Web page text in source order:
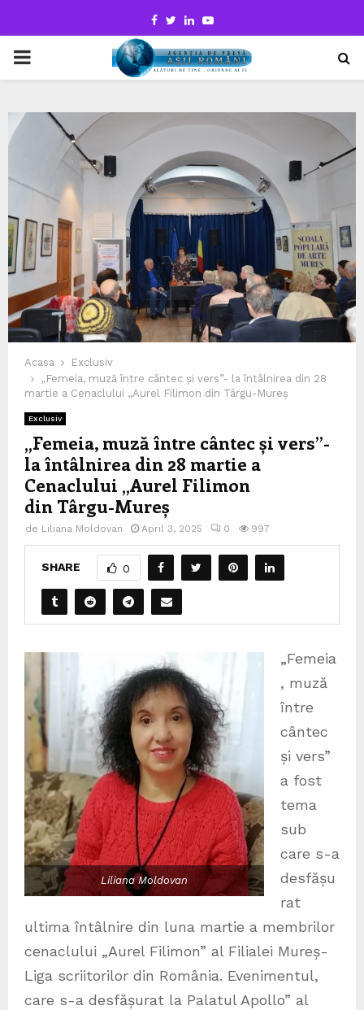
Facebook
TwitterLinkedinYoutube
PRIMARY
Acasa
Exclusiv
„Femeia, muză între cântec și vers”- la întâlnirea din 28
martie a Cenaclului „Aurel Filimon din Târgu-Mureș
Exclusiv
„Femeia, muză între cântec și vers”-
la întâlnirea din 28 martie a
Cenaclului „Aurel Filimon
din Târgu-Mureș
de Liliana Moldovan April 3, 2025 0 997
SHARE 0
Liliana Moldovan
„Femeia
, muză
între
cântec
și vers”
a fost
tema
sub
care s-a
desfășu
rat
ultima întâlnire din luna martie a membrilor
cenaclului „Aurel Filimon” al Filialei Mureș-
Liga scriitorilor din România. Evenimentul,
care s-a desfășurat la Palatul Apollo” al